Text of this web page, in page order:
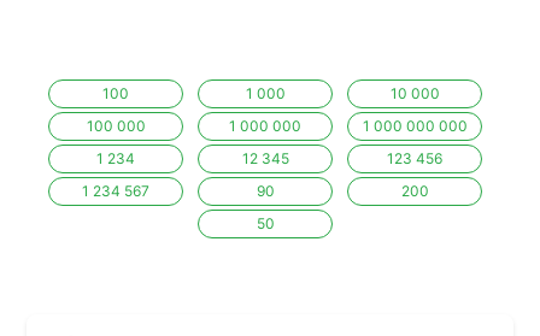
100 1 000
10 000
100 000
1 000 000
1 000 000 000
1 234
12 345
123 456
1 234 567
90
200
50